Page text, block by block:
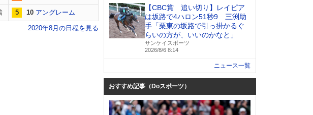
5 10 アングレーム
2020年8月の日程を見る
【CBC賞 追い切り】レイピア
は坂路で4ハロン51秒9 三渕助
手「栗東の坂路で引っ掛かるぐ
らいの方が、いいのかなと」
サンケイスポーツ
2026/8/6 8:14
ニュース一覧
おすすめ記事（Doスポーツ）